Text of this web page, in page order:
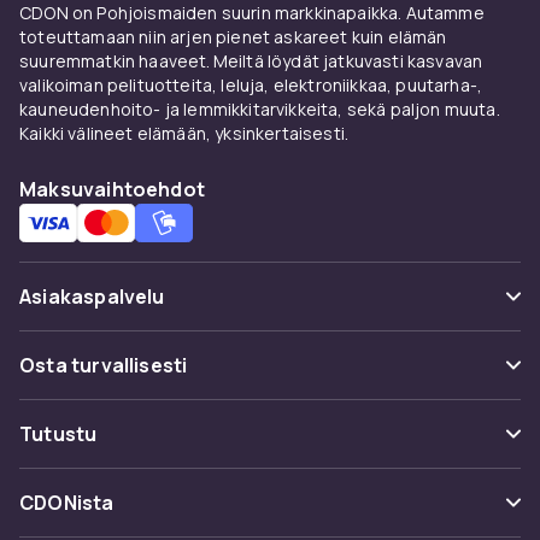
luonnonläheisyyttä ja lämpöä tilaan. Veistetyt
tai laserleikattava puukoristeet sopivat hyvin
skandinaaviseen, boho- tai maaseutumaiseen
sisustusmaailmaan. Keraamiset ja
kipsiveistokset tarjoavat taas laajemman
pintakäsitellä monin eri tavoin.
Polyresinistä eli muovimassasta valmistetut
koristuskokonaisuuksiin. Niitä valmistetaan
erittäin monipuolisina muotoina – eläimistä
kasveihin ja abstrakteihin muotoihin – ja ne
kestävät hyvin kulutusta ja
kosteudenvaihteluita.
Seinäveistokset eri
huoneisiin
CDON on Pohjoismaiden suurin markkinapaikka. Autamme
toteuttamaan niin arjen pienet askareet kuin elämän
suuremmatkin haaveet. Meiltä löydät jatkuvasti kasvavan
valikoiman pelituotteita, leluja, elektroniikkaa, puutarha-,
kauneudenhoito- ja lemmikkitarvikkeita, sekä paljon muuta.
Kaikki välineet elämään, yksinkertaisesti.
Maksuvaihtoehdot
Asiakaspalvelu
Usein kysyttyä (UKK)
Seuraa pakettia
Ota yhteyttä
Osta turvallisesti
Maksuvaihtoehdot
Toimitus
Tutustu
Kategoriat
CDONista